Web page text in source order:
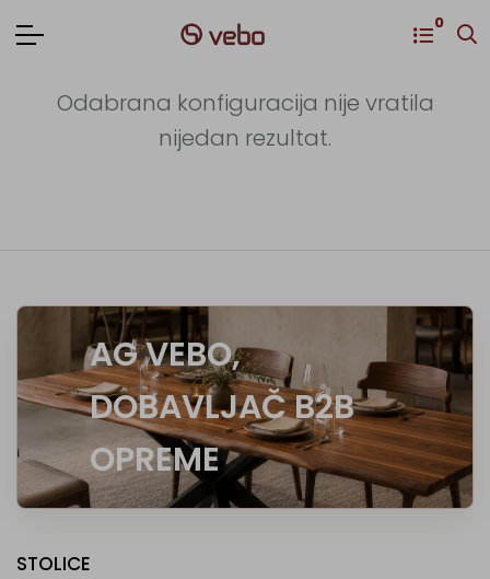
0
Odabrana konfiguracija nije vratila
nijedan rezultat.
AG VEBO,
DOBAVLJAČ B2B
OPREME
STOLICE